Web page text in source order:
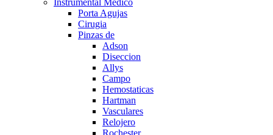
Instrumental Medico
Porta Agujas
Cirugia
Pinzas de
Adson
Diseccion
Allys
Campo
Hemostaticas
Hartman
Vasculares
Relojero
Rochester